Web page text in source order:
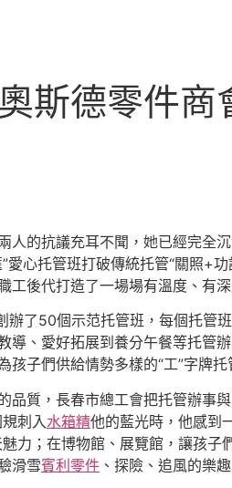
斯德零件
人的抗議充耳不聞，她已經完全
心托管班打破傳統托管“關照+
工後代打造了一場場有溫度、有
辦了50個示范托管班，每個托管
導、愛好拓展到養分午餐等托管
子們供給情勢多樣的“工”字牌托
品質，長春市總工會把托管辦事
刺入 水箱精他的藍光時，他感到
力；在博物館、展覽館，讓孩
滑雪賓利零件 、探險、追風的樂